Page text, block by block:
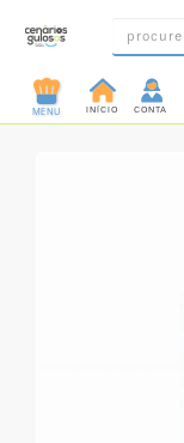
MENU INÍCIO CONTA